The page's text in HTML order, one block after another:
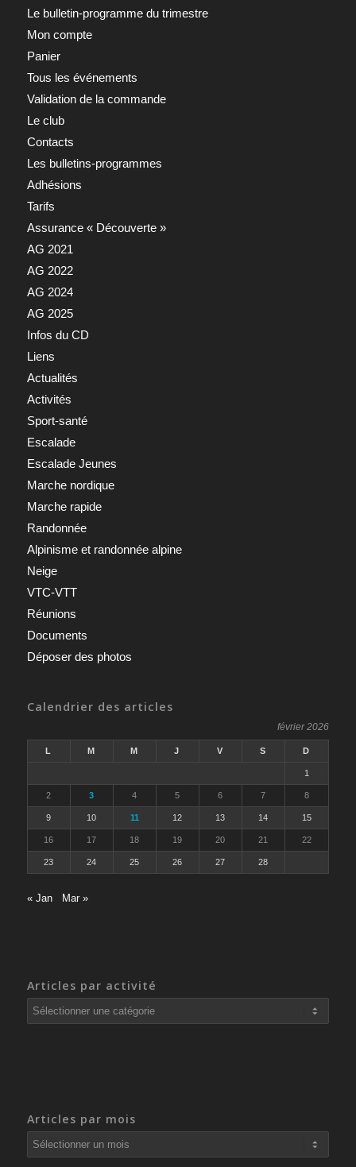
Le bulletin-programme du trimestre
Mon compte
Panier
Tous les événements
Validation de la commande
Le club
Contacts
Les bulletins-programmes
Adhésions
Tarifs
Assurance « Découverte »
AG 2021
AG 2022
AG 2024
AG 2025
Infos du CD
Liens
Actualités
Activités
Sport-santé
Escalade
Escalade Jeunes
Marche nordique
Marche rapide
Randonnée
Alpinisme et randonnée alpine
Neige
VTC-VTT
Réunions
Documents
Déposer des photos
Calendrier des articles
février 2026
L M M J V S D
1
2 3 4 5 6 7 8
9 10 11 12 13 14 15
16 17 18 19 20 21 22
23 24 25 26 27 28
« Jan Mar »
Articles par activité
Articles
par
Articles par mois